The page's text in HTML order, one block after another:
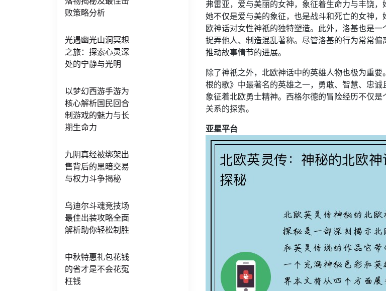
败策略分析
光遇幽光山洞冥想
之旅：探索心灵深
处的宁静与光明
以梦幻西游手游为
核心解析国民回合
制游戏的魅力与长
期生命力
九阴真经被绑架出
售背后的黑暗交易
与权力斗争揭秘
乌迪尔斗魂竞技场
最佳出装攻略全面
解析助你轻松制胜
中秋特惠礼包花钱
的省才是不会花冤
枉钱
弗雷亚，爱与美丽的女神，象征着生命力与丰饶
她不仅是爱与美的象征，也是战斗和死亡的女神
欧神话对女性神祇的独特塑造。此外，洛基也是
捉弄他人、制造混乱著称。尽管洛基的行为常常
推动故事情节的进展。
除了神祇之外，北欧神话中的英雄人物也极为重
根的歌》中最著名的英雄之一，勇敢、智慧、忠诚
象征着北欧勇士精神。西格尔德的冒险经历不仅
关系的探索。
亚星平台